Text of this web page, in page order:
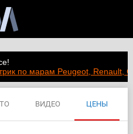
по марам Peugeot, Renault,
ВИДЕО ЦЕНЫ